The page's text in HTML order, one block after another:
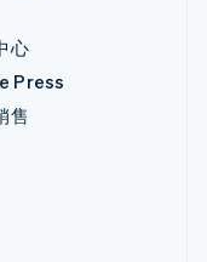
心
Press
售